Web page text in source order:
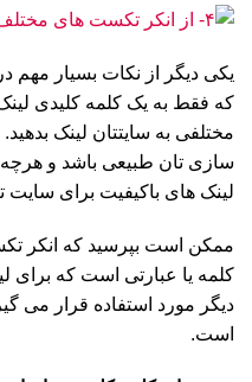
یکی دیگر از نکات بسیار مهم
که فقط به یک کلمه کلیدی
مختلفی به سایتتان لینک
سازی تان طبیعی باشد و هرچه
لینک های باکیفیت برای سایت
ممکن است بپرسید که انکر
کلمه یا عبارتی است که برای
دیگر مورد استفاده قرار می
است.